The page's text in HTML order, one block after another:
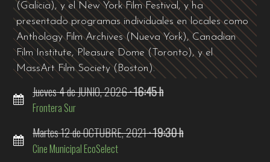
(Galicia), y el New York Film Festival, y ha
presentado programas individuales en locales como
Anthology Film Archives (Nueva York), Canadian
Film Institute, Pleasure Dome (Toronto), y el
MassArt Film Society (Boston).
Jueves4de JUNIO,2026· 16:45 h
Frontera Sur
Martes12de OCTUBRE,2021· 19:30 h
Cine Municipal EcoSelect